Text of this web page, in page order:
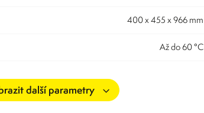
400 x 455 x 966 mm
až do 60 °C